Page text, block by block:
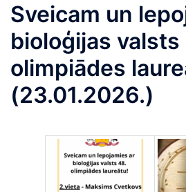
Sveicam un
bioloģijas valsts
olimpiādes
(23.01.2026.)